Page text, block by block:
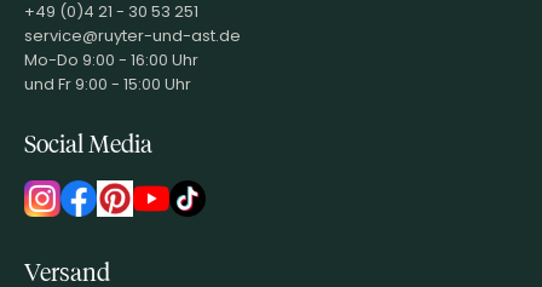
+49 (0)4 21 - 30 53 251
service@ruyter-und-ast.de
Mo-Do 9:00 - 16:00 Uhr
und Fr 9:00 - 15:00 Uhr
Social Media
Versand